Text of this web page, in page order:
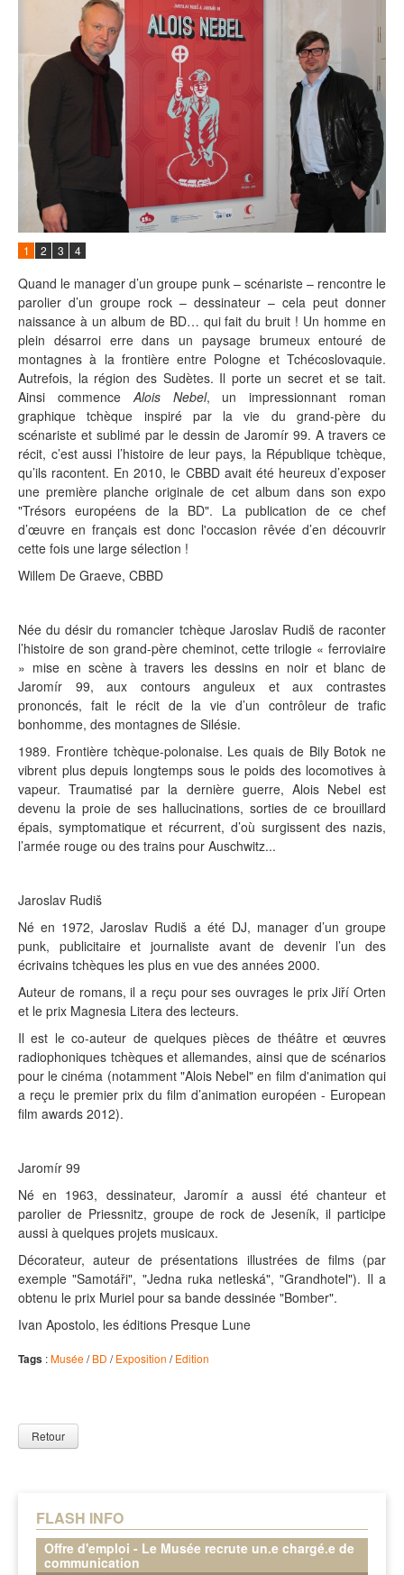
FLASH INFO
Offre d'emploi - Le Musée recrute un.e chargé.e de
communication
1 2 3 4
Quand le manager d’un groupe punk – scénariste – rencontre le
parolier d’un groupe rock – dessinateur – cela peut donner
naissance à un album de BD… qui fait du bruit ! Un homme en
plein désarroi erre dans un paysage brumeux entouré de
montagnes à la frontière entre Pologne et Tchécoslovaquie.
Autrefois, la région des Sudètes. Il porte un secret et se tait.
Ainsi commenceAlois Nebel, un impressionnant roman
graphique tchèque inspiré par la vie du grand-père du
scénariste et sublimé par le dessin de Jaromír 99. A travers ce
récit, c’est aussi l’histoire de leur pays, la République tchèque,
qu’ils racontent. En 2010, le CBBD avait été heureux d’exposer
une première planche originale de cet album dans son expo
"Trésors européens de la BD". La publication de ce chef
d’œuvre en français est donc l'occasion rêvée d’en découvrir
cette fois une large sélection !
Willem De Graeve, CBBD
Née du désir du romancier tchèque Jaroslav Rudiš de raconter
l’histoire de son grand-père cheminot, cette trilogie « ferroviaire
» mise en scène à travers les dessins en noir et blanc de
Jaromír 99, aux contours anguleux et aux contrastes
prononcés, fait le récit de la vie d’un contrôleur de trafic
bonhomme, des montagnes de Silésie.
1989. Frontière tchèque-polonaise. Les quais de Bily Botok ne
vibrent plus depuis longtemps sous le poids des locomotives à
vapeur. Traumatisé par la dernière guerre, Alois Nebel est
devenu la proie de ses hallucinations, sorties de ce brouillard
épais, symptomatique et récurrent, d’où surgissent des nazis,
l’armée rouge ou des trains pour Auschwitz...
Jaroslav Rudiš
Né en 1972, Jaroslav Rudiš a été DJ, manager d’un groupe
punk, publicitaire et journaliste avant de devenir l’un des
écrivains tchèques les plus en vue des années 2000.
Auteur de romans, il a reçu pour ses ouvrages le prix Jiří Orten
et le prix Magnesia Litera des lecteurs.
Il est le co-auteur de quelques pièces de théâtre et œuvres
radiophoniques tchèques et allemandes, ainsi que de scénarios
pour le cinéma (notamment "Alois Nebel" en film d'animation qui
a reçu le premier prix du film d’animation européen - European
film awards 2012).
Jaromír 99
Né en 1963, dessinateur, Jaromír a aussi été chanteur et
parolier de Priessnitz, groupe de rock de Jeseník, il participe
aussi à quelques projets musicaux.
Décorateur, auteur de présentations illustrées de films (par
exemple "Samotáři", "Jedna ruka netleská", "Grandhotel"). Il a
obtenu le prix Muriel pour sa bande dessinée "Bomber".
Ivan Apostolo, les éditions Presque Lune
Tags :Musée/BD /Exposition /Edition
Retour